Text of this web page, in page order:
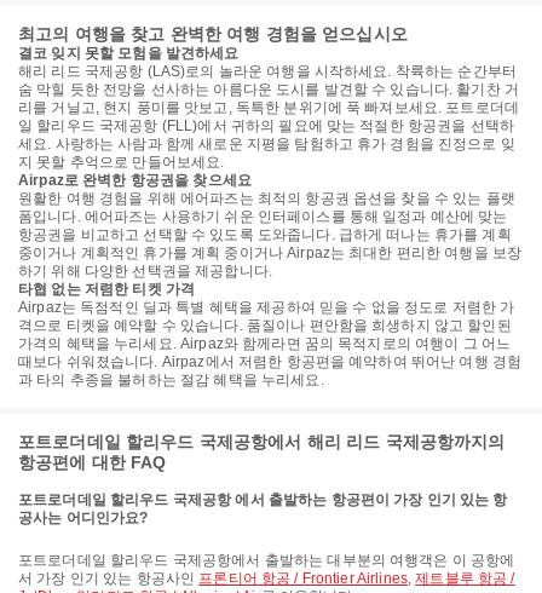
최고의 여행을 찾고 완벽한 여행 경험을 얻으십시오
결코 잊지 못할 모험을 발견하세요
해리 리드 국제공항 (LAS)로의 놀라운 여행을 시작하세요. 착륙하는 순간부터
숨 막힐 듯한 전망을 선사하는 아름다운 도시를 발견할 수 있습니다. 활기찬 거
리를 거닐고, 현지 풍미를 맛보고, 독특한 분위기에 푹 빠져보세요. 포트로더데
일 할리우드 국제공항 (FLL)에서 귀하의 필요에 맞는 적절한 항공권을 선택하
세요. 사랑하는 사람과 함께 새로운 지평을 탐험하고 휴가 경험을 진정으로 잊
지 못할 추억으로 만들어보세요.
Airpaz로 완벽한 항공권을 찾으세요
원활한 여행 경험을 위해 에어파즈는 최적의 항공권 옵션을 찾을 수 있는 플랫
폼입니다. 에어파즈는 사용하기 쉬운 인터페이스를 통해 일정과 예산에 맞는
항공권을 비교하고 선택할 수 있도록 도와줍니다. 급하게 떠나는 휴가를 계획
중이거나 계획적인 휴가를 계획 중이거나 Airpaz는 최대한 편리한 여행을 보장
하기 위해 다양한 선택권을 제공합니다.
타협 없는 저렴한 티켓 가격
Airpaz는 독점적인 딜과 특별 혜택을 제공하여 믿을 수 없을 정도로 저렴한 가
격으로 티켓을 예약할 수 있습니다. 품질이나 편안함을 희생하지 않고 할인된
가격의 혜택을 누리세요. Airpaz와 함께라면 꿈의 목적지로의 여행이 그 어느
때보다 쉬워졌습니다. Airpaz에서 저렴한 항공편을 예약하여 뛰어난 여행 경험
과 타의 추종을 불허하는 절감 혜택을 누리세요.
포트로더데일 할리우드 국제공항에서 해리 리드 국제공항까지의
항공편에 대한 FAQ
포트로더데일 할리우드 국제공항 에서 출발하는 항공편이 가장 인기 있는 항
공사는 어디인가요?
포트로더데일 할리우드 국제공항에서 출발하는 대부분의 여행객은 이 공항에
서 가장 인기 있는 항공사인 프론티어 항공 / Frontier Airlines,제트블루 항공 /